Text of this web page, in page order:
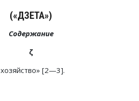
(«ДЗЕТА»)
Содержание
ζ
[2—3].